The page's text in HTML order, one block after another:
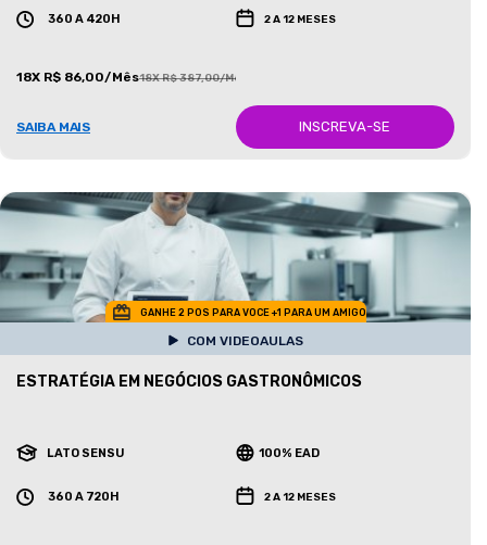
360 A 420H 2 A 12 MESES
18X R$ 86,00/Mês18X R$ 387,00/Mês
SAIBA MAIS INSCREVA-SE
GANHE 2 POS PARA VOCE +1 PARA UM AMIGO
COM VIDEOAULAS
ESTRATÉGIA EM NEGÓCIOS GASTRONÔMICOS
LATO SENSU 100% EAD
360 A 720H 2 A 12 MESES